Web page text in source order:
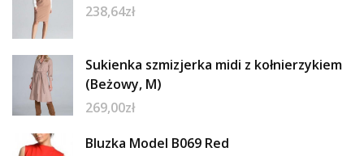
238,64zł
Sukienka szmizjerka midi z kołnierzykiem
(Beżowy, M)
269,00zł
Bluzka Model B069 Red